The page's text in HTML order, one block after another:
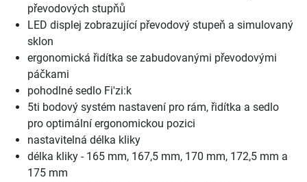
převodových stupňů
LED displej zobrazující převodový stupeň a simulovaný
sklon
ergonomická řidítka se zabudovanými převodovými
páčkami
pohodlné sedlo Fi'zi:k
5ti bodový systém nastavení pro rám, řidítka a sedlo
pro optimální ergonomickou pozici
nastavitelná délka kliky
délka kliky - 165 mm, 167,5 mm, 170 mm, 172,5 mm a
175 mm